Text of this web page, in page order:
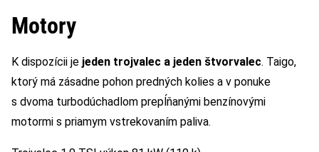
Motory
K dispozícii je jeden trojvalec a jeden štvorvalec. Taigo,
ktorý má zásadne pohon predných kolies a v ponuke
s dvoma turbodúchadlom prepĺňanými benzínovými
motormi s priamym vstrekovaním paliva.